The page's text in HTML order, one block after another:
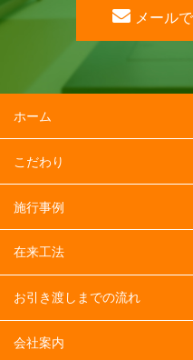
メール
ホーム
こだわり
施行事例
在来工法
お引き渡しまでの流れ
会社案内